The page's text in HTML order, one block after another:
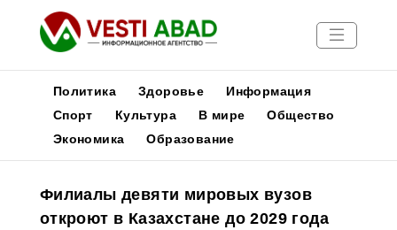
Новости
Медиа
Афиша
Политика Здоровье
Информация
Спорт
Культура В мире
Общество
Экономика
Образование
Филиалы девяти мировых вузов
откроют в Казахстане до 2029 года